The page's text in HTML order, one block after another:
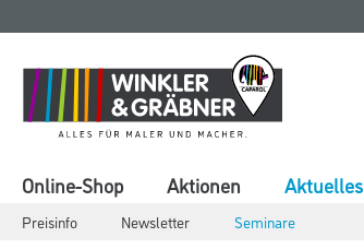
springen
springen
Online-Shop Aktionen Aktuelles
Preisinfo Newsletter Seminare